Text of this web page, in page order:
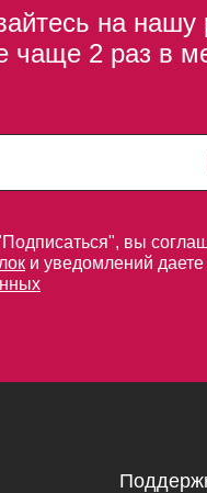
на нашу
2 раз в
вы
и уведомлений даете